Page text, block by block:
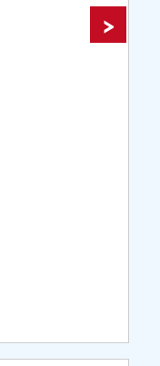
further
>